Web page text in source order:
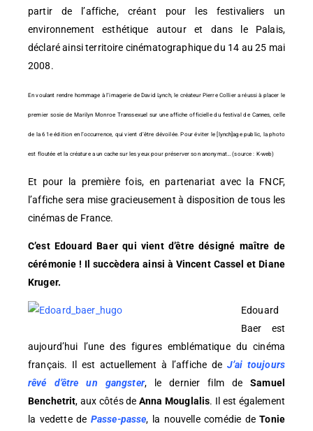
partir de l’affiche, créant pour les festivaliers un
environnement esthétique autour et dans le Palais,
déclaré ainsi territoire cinématographique du 14 au 25 mai
2008.
En voulant rendre hommage à l’imagerie de David Lynch, le créateur Pierre Collier a réussi à placer le
premier sosie de Marilyn Monroe Transsexuel sur une affiche officielle du festival de Cannes, celle
de la 61e édition en l’occurrence, qui vient d’être dévoilée. Pour éviter le [lynch]age public, la photo
est floutée et la créature a un cache sur les yeux pour préserver son anonymat… (source : K-web)
Et pour la première fois, en partenariat avec la FNCF,
l’affiche sera mise gracieusement à disposition de tous les
cinémas de France.
C’est Edouard Baer qui vient d’être désigné maître de
cérémonie ! Il succèdera ainsi à Vincent Cassel et Diane
Kruger.
Edouard
Baer est
aujourd’hui l’une des figures emblématique du cinéma
français. Il est actuellement à l’affiche de J’ai toujours
rêvé d’être un gangster, le dernier film deSamuel
Benchetrit, aux côtés de Anna Mouglalis. Il est également
la vedette de Passe-passe, la nouvelle comédie deTonie